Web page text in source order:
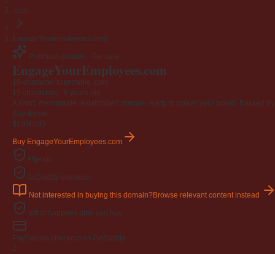
.com
EngageYourEmployees.com
Premium domain · For sale
EngageYourEmployees.com
19-character brandable .com
19 characters · 6 years old
A short, memorable, established domain ready to power your brand. Backed
Buy-it-now
$195USD
Buy EngageYourEmployees.com
Afternic
GoDaddy checkout
Not interested in buying this domain?Browse relevant content instead
What happens after you buy
PaySecure checkout on GoDaddy
2